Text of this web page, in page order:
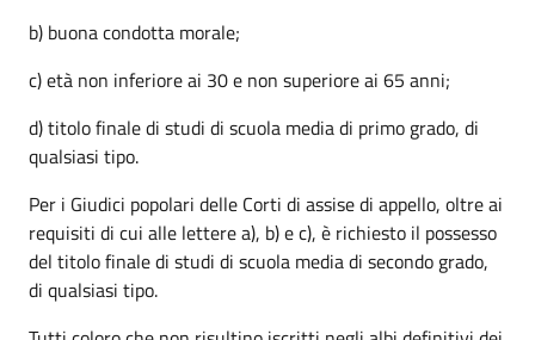
b) buona condotta morale;
c) età non inferiore ai 30 e non superiore ai 65 anni;
d) titolo finale di studi di scuola media di primo grado, di
qualsiasi tipo.
Per i Giudici popolari delle Corti di assise di appello, oltre ai
requisiti di cui alle lettere a), b) e c), è richiesto il possesso
del titolo finale di studi di scuola media di secondo grado,
di qualsiasi tipo.